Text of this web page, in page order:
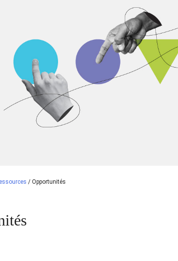
/ Opportunités